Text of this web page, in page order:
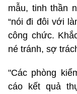
mẫu, tinh thần
“nói đi đôi với
công chức.
né tránh, sợ
"Các phòng
cáo kết quả